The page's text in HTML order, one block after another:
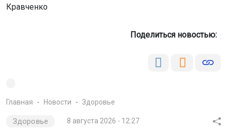
Кравченко
Поделиться новостью:
Главная Новости Здоровье
Здоровье 8 августа 2026 - 12:27